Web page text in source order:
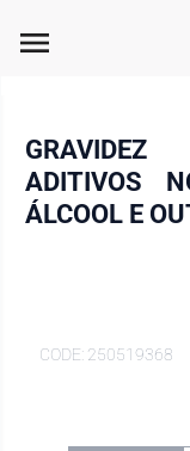
menu
GRAVIDEZ
ADITIVOS
ÁLCOOL E
CODE: 250519368